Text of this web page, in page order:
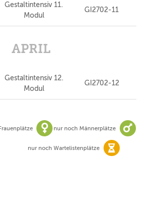
nur noch Frauenplätze
nur noch Männerplätze
nur
nur noch Wartelistenplätze
nur
Gestaltintensiv 11.
Modul
GI2702-11
APRIL
Gestaltintensiv 12.
Modul
GI2702-12